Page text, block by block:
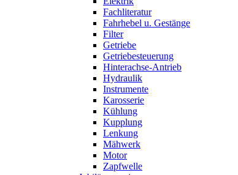
Fachliteratur
Fahrhebel u. Gestänge
Filter
Getriebe
Getriebesteuerung
Hinterachse-Antrieb
Hydraulik
Instrumente
Karosserie
Kühlung
Kupplung
Lenkung
Mähwerk
Motor
Zapfwelle